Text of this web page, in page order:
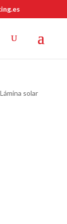
solar